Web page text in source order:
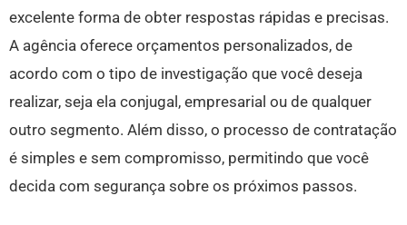
excelente forma de obter respostas rápidas e precisas.
A agência oferece orçamentos personalizados, de
acordo com o tipo de investigação que você deseja
realizar, seja ela conjugal, empresarial ou de qualquer
outro segmento. Além disso, o processo de contratação
é simples e sem compromisso, permitindo que você
decida com segurança sobre os próximos passos.